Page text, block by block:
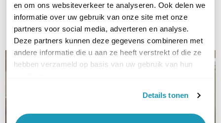
en om ons websiteverkeer te analyseren. Ook delen we
informatie over uw gebruik van onze site met onze
partners voor social media, adverteren en analyse.
Deze partners kunnen deze gegevens combineren met
andere informatie die u aan ze heeft verstrekt of die ze
hebben verzameld op basis van uw gebruik van hun
Details tonen
Bel ons
E-mail